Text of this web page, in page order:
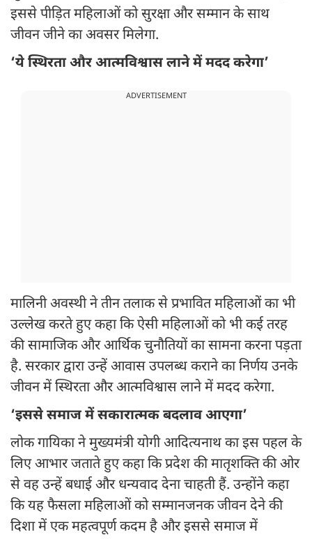
इससे पीड़ित महिलाओं को सुरक्षा और सम्मान के साथ
जीवन जीने का अवसर मिलेगा.
‘ये स्थिरता और आत्मविश्वास लाने में मदद करेगा’
ADVERTISEMENT
मालिनी अवस्थी ने तीन तलाक से प्रभावित महिलाओं का भी
उल्लेख करते हुए कहा कि ऐसी महिलाओं को भी कई तरह
की सामाजिक और आर्थिक चुनौतियों का सामना करना पड़ता
है. सरकार द्वारा उन्हें आवास उपलब्ध कराने का निर्णय उनके
जीवन में स्थिरता और आत्मविश्वास लाने में मदद करेगा.
‘इससे समाज में सकारात्मक बदलाव आएगा’
लोक गायिका ने मुख्यमंत्री योगी आदित्यनाथ का इस पहल के
लिए आभार जताते हुए कहा कि प्रदेश की मातृशक्ति की ओर
से वह उन्हें बधाई और धन्यवाद देना चाहती हैं. उन्होंने कहा
कि यह फैसला महिलाओं को सम्मानजनक जीवन देने की
दिशा में एक महत्वपूर्ण कदम है और इससे समाज में